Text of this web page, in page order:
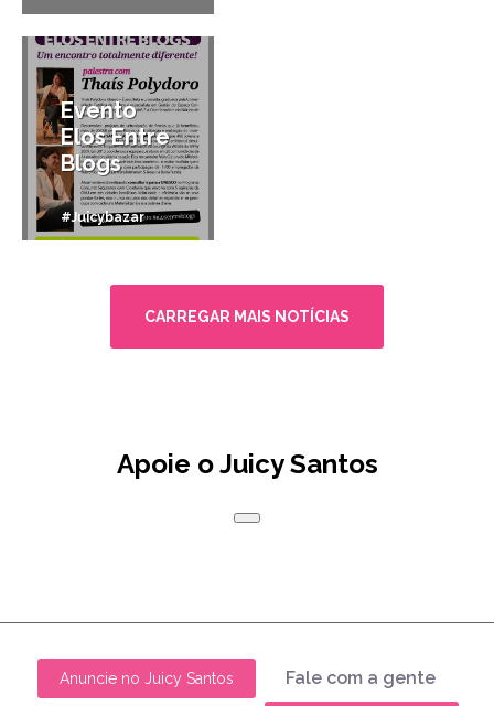
18/11/2011
Evento
Elos Entre
Blogs
#Juicybazar
CARREGAR MAIS NOTÍCIAS
Apoie o Juicy Santos
Anuncie no Juicy Santos Fale com a gente